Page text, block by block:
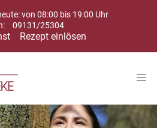
von 08:00 bis 19:00 Uhr
09131/25304
Rezept einlösen